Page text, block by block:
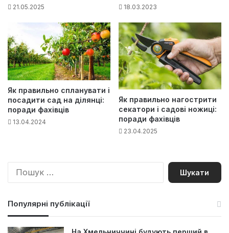
21.05.2025 18.03.2023
Як правильно спланувати і
посадити сад на ділянці:
поради фахівців
13.04.2024
Як правильно нагострити
секатори і садові ножиці:
поради фахівців
23.04.2025
П
Популярні публікації